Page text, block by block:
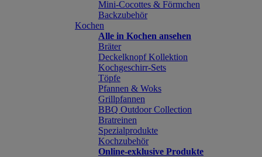
Mini-Cocottes & Förmchen
Backzubehör
Kochen
Alle in Kochen ansehen
Bräter
Deckelknopf Kollektion
Kochgeschirr-Sets
Töpfe
Pfannen & Woks
Grillpfannen
BBQ Outdoor Collection
Bratreinen
Spezialprodukte
Kochzubehör
Online-exklusive Produkte